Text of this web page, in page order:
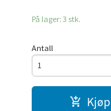
På lager: 3 stk.
Antall
Kjøp